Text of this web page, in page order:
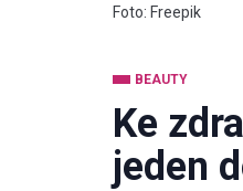
Foto: Freepik
BEAUTY
Ke
jeden